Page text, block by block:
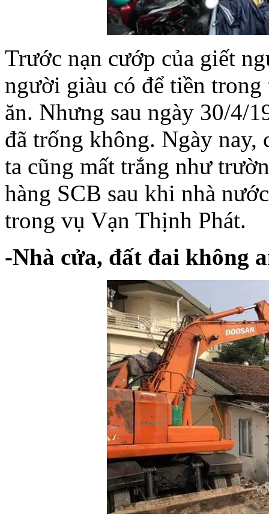
Trước nạn cướp của giết
người giàu có để tiền trong
ăn. Nhưng sau ngày 30/4/
đã trống không. Ngày nay,
ta cũng mất trắng như
hàng SCB sau khi nhà nước
trong vụ Vạn Thịnh Phát.
-Nhà cửa, đất đai không